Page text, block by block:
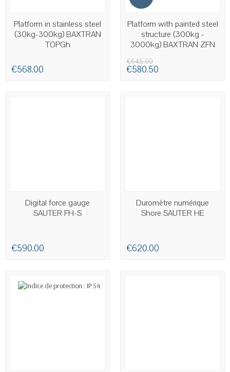
AVAILABLE
Platform in stainless steel
(30kg-300kg) BAXTRAN
TOPGh
€568.00
AVAILABLE
Platform with painted steel
structure (300kg -
3000kg) BAXTRAN ZFN
€645.00
€580.50
AVAILABLE
Digital force gauge
SAUTER FH-S
€590.00
AVAILABLE
Duromètre numérique
Shore SAUTER HE
€620.00